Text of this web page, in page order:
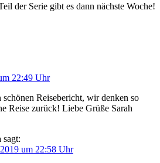
der Serie gibt es dann nächste Woche!
22:49 Uhr
Reisebericht, wir denken so
Reise zurück! Liebe Grüße Sarah
sagt:
um 22:58 Uhr